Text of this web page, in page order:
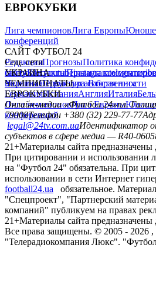
ЕВРОКУБКИ
Лига чемпионовЛига Европы
конференций
САЙТ ФУТБОЛ 24
РедакцияПрогнозыПолитика
сайтуКонтактыПравила
политикаСтруктура собственности
Соц. сети
facebookxyoutubeinstagramtelegram
УКРАИНА
УкраинаПервая лигаВторая лига
ЧЕМПИОНАТЫ
ГерманияИспанияАнглияИталия
ЕВРОКУБКИ
Лига чемпионовЛига Европы
конференций
Онлайн-медиа «Футбол 24»пл.
79008Телефон +380 (32) 229-77-77
legal@24tv.com.uaИдентификатор
субъектов в сфере медиа — R40-
21+Материалы сайта предназначены
При цитировании и использовании
на "Футбол 24" обязательна. При
использовании в сети Интернет
football24.ua
обязательное.
"Спецпроект", "Партнерский
компаний" публикуем на правах
21+Материалы сайта предназначены
Все права защищены. © 2005 - 2026
"Телерадиокомпания Люкс".